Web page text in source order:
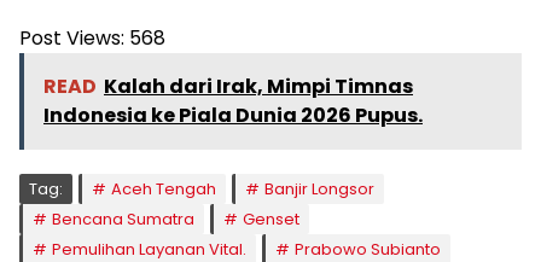
Post Views: 568
READ Kalah dari Irak, Mimpi Timnas
Indonesia ke Piala Dunia 2026 Pupus.
Tag: Aceh Tengah
Banjir Longsor
Bencana Sumatra
Genset
Pemulihan Layanan Vital.
Prabowo Subianto